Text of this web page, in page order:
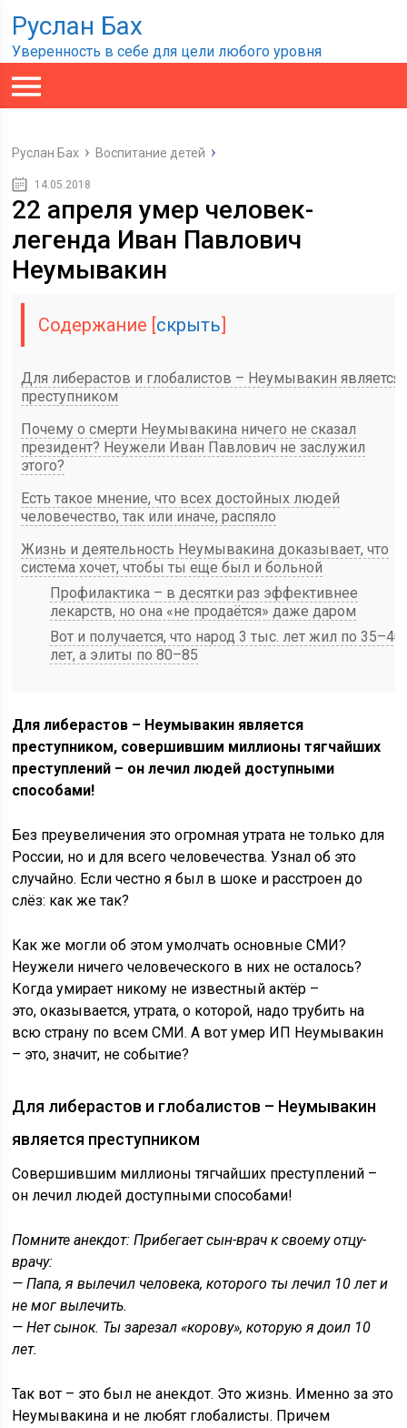
Руслан Бах
Уверенность в себе для цели любого уровня
Руслан Бах Воспитание детей
14.05.2018
22 апреля умер человек-
легенда Иван Павлович
Неумывакин
Содержание [скрыть]
Для либерастов и глобалистов – Неумывакин является
преступником
Почему о смерти Неумывакина ничего не сказал
президент? Неужели Иван Павлович не заслужил
этого?
Есть такое мнение, что всех достойных людей
человечество, так или иначе, распяло
Жизнь и деятельность Неумывакина доказывает, что
система хочет, чтобы ты еще был и больной
Профилактика – в десятки раз эффективнее
лекарств, но она «не продаётся» даже даром
Вот и получается, что народ 3 тыс. лет жил по 35–40
лет, а элиты по 80–85
Для либерастов – Неумывакин является
преступником, cовершившим миллионы тягчайших
преступлений – он лечил людей доступными
способами!
Без преувеличения это огромная утрата не только для
России, но и для всего человечества. Узнал об это
случайно. Если честно я был в шоке и расстроен до
слёз: как же так?
Как же могли об этом умолчать основные СМИ?
Неужели ничего человеческого в них не осталось?
Когда умирает никому не известный актёр –
это, оказывается, утрата, о которой, надо трубить на
всю страну по всем СМИ. А вот умер ИП Неумывакин
– это, значит, не событие?
Для либерастов и глобалистов – Неумывакин
является преступником
Совершившим миллионы тягчайших преступлений –
он лечил людей доступными способами!
Помните анекдот: Прибегает сын-врач к своему отцу-
врачу:
— Папа, я вылечил человека, которого ты лечил 10 лет и
не мог вылечить.
— Нет сынок. Ты зарезал «корову», которую я доил 10
лет.
Так вот – это был не анекдот. Это жизнь. Именно за это
Неумывакина и не любят глобалисты. Причем